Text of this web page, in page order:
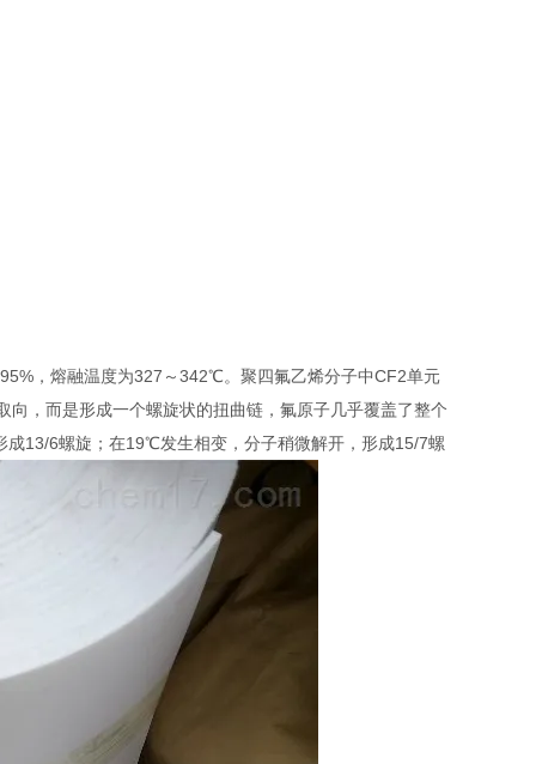
，熔融温度为327～342℃。聚四氟乙烯分子中CF2单元
，而是形成一个螺旋状的扭曲链，氟原子几乎覆盖了整个
13/6螺旋；在19℃发生相变，分子稍微解开，形成15/7螺